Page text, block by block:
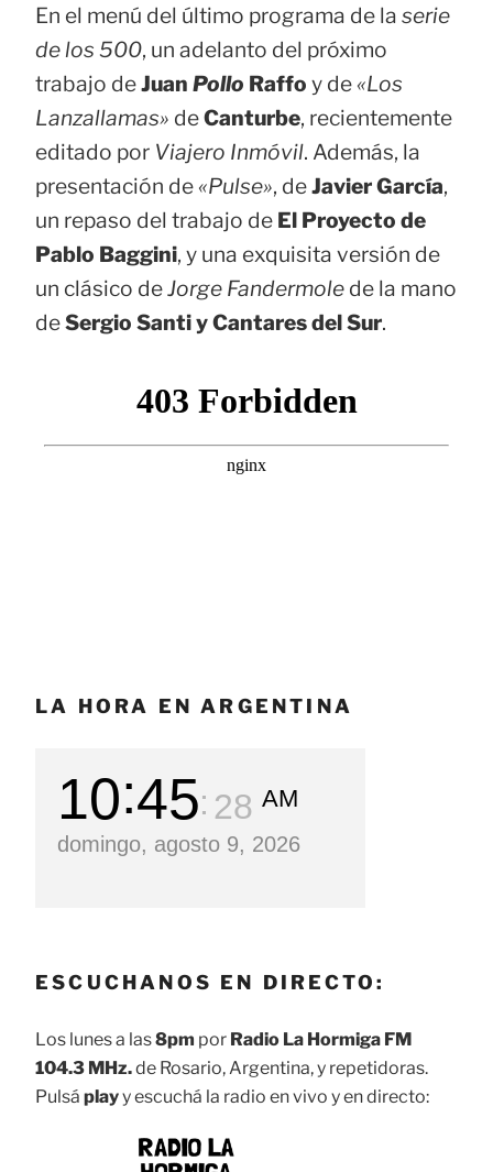
En el menú del último programa de la serie
de los 500, un adelanto del próximo
trabajo deJuan Pollo Raffo y de «Los
Lanzallamas» deCanturbe, recientemente
editado por Viajero Inmóvil. Además, la
presentación de «Pulse», deJavier García,
un repaso del trabajo de El Proyecto de
Pablo Baggini, y una exquisita versión de
un clásico deJorge Fandermole de la mano
deSergio Santi y Cantares del Sur.
LA HORA EN ARGENTINA
10 45 30 AM
domingo, agosto 9, 2026
ESCUCHANOS EN DIRECTO:
Los lunes a las8pm por Radio La Hormiga FM
104.3 MHz.de Rosario, Argentina, y repetidoras.
Pulsá playy escuchá la radio en vivo y en directo: